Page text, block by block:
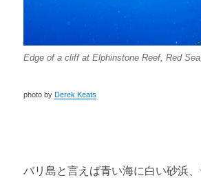
Edge of a cliff at Elphinstone Reef, Red
photo by Derek Keats
バリ島と言えば青い海に白い砂浜、